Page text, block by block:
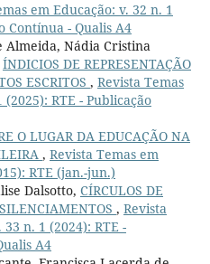
em Educação: v. 32 n. 1
Contínua - Qualis A4
Almeida, Nádia Cristina
ÍNDICIOS DE REPRESENTAÇÃO
ESCRITOS , Revista Temas
RTE - Publicação
O LUGAR DA EDUCAÇÃO NA
, Revista Temas em
RTE (jan.-jun.)
Dalsotto, CÍRCULOS DE
, Revista
n. 1 (2024): RTE -
A4